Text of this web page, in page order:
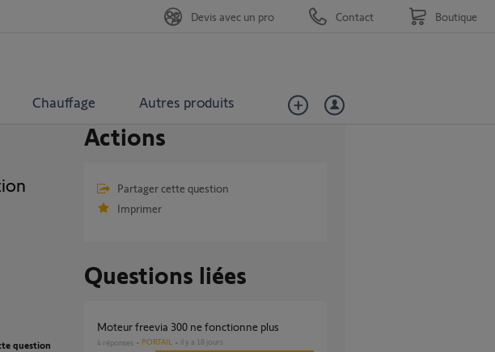
Chauffage Autres produits
Devis avec un pro Contact Boutique
question
Actions
Partager cette question
Imprimer
Questions liées
Moteur freevia 300 ne fonctionne plus
4 réponses PORTAIL il y a 18 jours